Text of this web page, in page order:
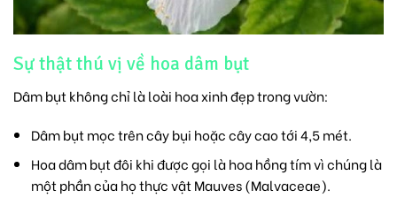
Sự thật thú vị về hoa dâm bụt
Dâm bụt không chỉ là loài hoa xinh đẹp trong vườn:
Dâm bụt mọc trên cây bụi hoặc cây cao tới 4,5 mét.
Hoa dâm bụt đôi khi được gọi là hoa hồng tím vì chúng là
một phần của họ thực vật Mauves (Malvaceae).